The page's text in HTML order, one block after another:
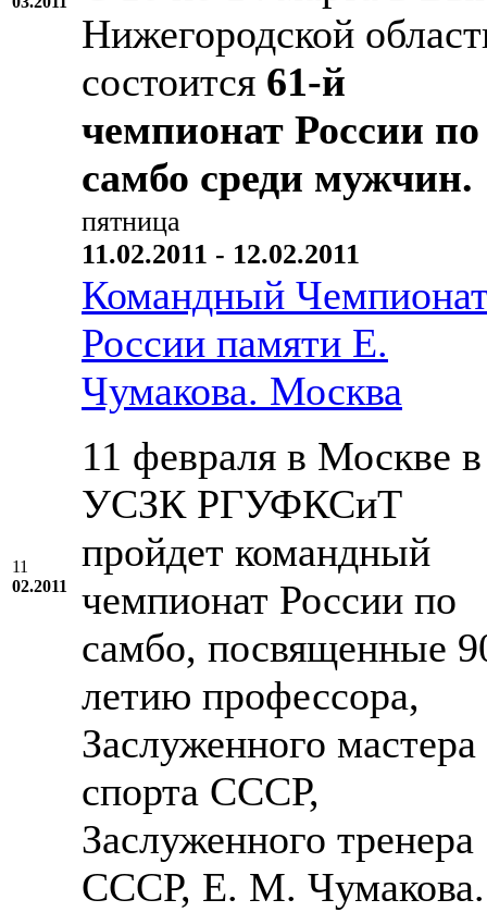
Нижегородской
состоится 61-й
чемпионат России по
самбо среди мужчин.
11
02.2011
пятница
11.02.2011 - 12.02.2011
Командный
России памяти Е.
Чумакова. Москва
11 февраля в Москве в
УСЗК РГУФКСиТ
пройдет командный
чемпионат России по
самбо, посвященные
летию профессора,
Заслуженного мастера
спорта СССР,
Заслуженного тренера
СССР, Е. М. Чумакова.